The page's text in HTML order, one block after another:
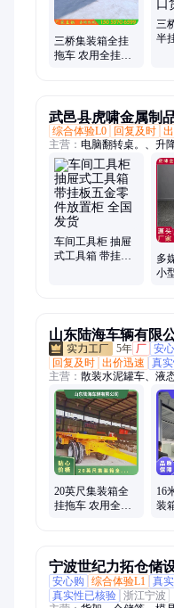
三桥集装箱全挂
拖车 农用全挂板
三
半
武邑县虎啸金属制
综合体验L0
回复及时
主营： 电脑翻转桌。、升
箱、微机室电脑桌、实训
操作台、控制台、电脑升
车间工具柜 抽屉
式工具箱 带挂板
多
小
山东陆海车辆有限
5年 厂 安
回复及时 出价迅速 真
主营： 散装水泥罐车、液
集装箱运输车、高栏半挂
挂式平板拖车、平板式集
翻自卸车、粉粒物料罐车
沥青运输车、面粉运输罐
包钢渣运输车、大板运输
侧面吊运输车、履带式平
20英尺集装箱全
挂拖车 农用全挂
16
装
宁波世纪力拓仓储
安心购
综合体验L1 真
真实性已核验 浙江宁波